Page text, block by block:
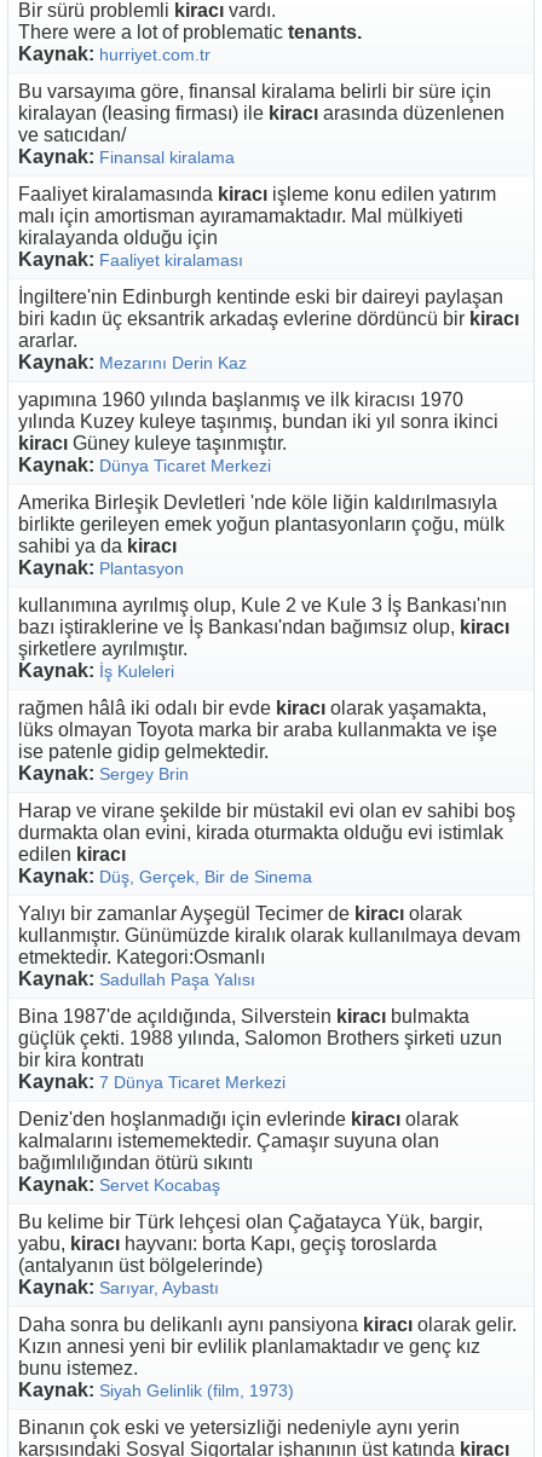
Bir sürü problemli kiracı vardı.
There were a lot of problematic tenants.
Kaynak: hurriyet.com.tr
Bu varsayıma göre, finansal kiralama belirli bir süre için
kiralayan (leasing firması) ile kiracı arasında düzenlenen
ve satıcıdan/
Kaynak: Finansal kiralama
Faaliyet kiralamasında kiracı işleme konu edilen yatırım
malı için amortisman ayıramamaktadır. Mal mülkiyeti
kiralayanda olduğu için
Kaynak: Faaliyet kiralaması
İngiltere'nin Edinburgh kentinde eski bir daireyi paylaşan
biri kadın üç eksantrik arkadaş evlerine dördüncü bir kiracı
ararlar.
Kaynak: Mezarını Derin Kaz
yapımına 1960 yılında başlanmış ve ilk kiracısı 1970
yılında Kuzey kuleye taşınmış, bundan iki yıl sonra ikinci
kiracı Güney kuleye taşınmıştır.
Kaynak: Dünya Ticaret Merkezi
Amerika Birleşik Devletleri 'nde köle liğin kaldırılmasıyla
birlikte gerileyen emek yoğun plantasyonların çoğu, mülk
sahibi ya da kiracı
Kaynak: Plantasyon
kullanımına ayrılmış olup, Kule 2 ve Kule 3 İş Bankası'nın
bazı iştiraklerine ve İş Bankası'ndan bağımsız olup, kiracı
şirketlere ayrılmıştır.
Kaynak: İş Kuleleri
rağmen hâlâ iki odalı bir evde kiracı olarak yaşamakta,
lüks olmayan Toyota marka bir araba kullanmakta ve işe
ise patenle gidip gelmektedir.
Kaynak: Sergey Brin
Harap ve virane şekilde bir müstakil evi olan ev sahibi boş
durmakta olan evini, kirada oturmakta olduğu evi istimlak
edilen kiracı
Kaynak: Düş, Gerçek, Bir de Sinema
Yalıyı bir zamanlar Ayşegül Tecimer de kiracı olarak
kullanmıştır. Günümüzde kiralık olarak kullanılmaya devam
etmektedir. Kategori:Osmanlı
Kaynak: Sadullah Paşa Yalısı
Bina 1987'de açıldığında, Silverstein kiracı bulmakta
güçlük çekti. 1988 yılında, Salomon Brothers şirketi uzun
bir kira kontratı
Kaynak: 7 Dünya Ticaret Merkezi
Deniz'den hoşlanmadığı için evlerinde kiracı olarak
kalmalarını istememektedir. Çamaşır suyuna olan
bağımlılığından ötürü sıkıntı
Kaynak: Servet Kocabaş
Bu kelime bir Türk lehçesi olan Çağatayca Yük, bargir,
yabu, kiracı hayvanı: borta Kapı, geçiş toroslarda
(antalyanın üst bölgelerinde)
Kaynak: Sarıyar, Aybastı
Daha sonra bu delikanlı aynı pansiyona kiracı olarak gelir.
Kızın annesi yeni bir evlilik planlamaktadır ve genç kız
bunu istemez.
Kaynak: Siyah Gelinlik (film, 1973)
Binanın çok eski ve yetersizliği nedeniyle aynı yerin
karşısındaki Sosyal Sigortalar işhanının üst katında kiracı